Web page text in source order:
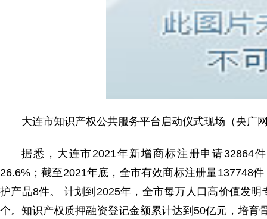
大连市知识产权公共服务平台启动仪式现场（央广
据悉，大连市2021年新增商标注册申请32864
26.6%；截至2021年底，全市有效商标注册量137748
护产品8件。 计划到2025年，全市每万人口高价值发
个。知识产权质押融资登记金额累计达到50亿元，培